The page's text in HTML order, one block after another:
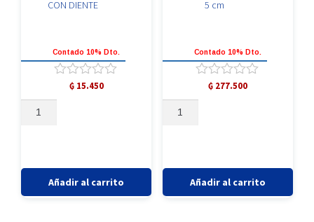
CON DIENTE
Contado 10% Dto.
Valorado
con
₲15.450
Añadir al carrito
5 cm
Contado 10% Dto.
Valorado
con
₲277.500
Añadir al carrito